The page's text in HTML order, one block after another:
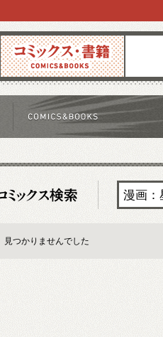
コミックス 雑誌
見つかりませんでした